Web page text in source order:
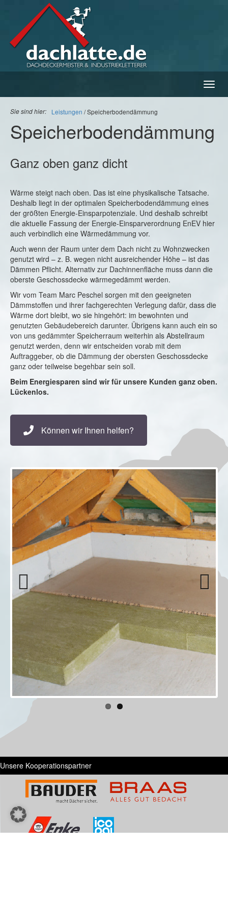
ein-/
Sie sind hier: Leistungen Speicherbodendämmung
Speicherbodendämmung
Ganz oben ganz dicht
Wärme steigt nach oben. Das ist eine physikalische Tatsache.
Deshalb liegt in der optimalen Speicherbodendämmung eines
der größten Energie-Einsparpotenziale. Und deshalb schreibt
die aktuelle Fassung der Energie-Einsparverordnung EnEV hier
auch verbindlich eine Wärmedämmung vor.
Auch wenn der Raum unter dem Dach nicht zu Wohnzwecken
genutzt wird – z. B. wegen nicht ausreichender Höhe – ist das
Dämmen Pflicht. Alternativ zur Dachinnenfläche muss dann die
oberste Geschossdecke wärmegedämmt werden.
Wir vom Team Marc Peschel sorgen mit den geeigneten
Dämmstoffen und ihrer fachgerechten Verlegung dafür, dass die
Wärme dort bleibt, wo sie hingehört: im bewohnten und
genutzten Gebäudebereich darunter. Übrigens kann auch ein so
von uns gedämmter Speicherraum weiterhin als Abstellraum
genutzt werden, denn wir entscheiden vorab mit dem
Auftraggeber, ob die Dämmung der obersten Geschossdecke
ganz oder teilweise begehbar sein soll.
Beim Energiesparen sind wir für unsere Kunden ganz oben.
Lückenlos.
Können wir Ihnen helfen?
Previous
Unsere Kooperationspartner